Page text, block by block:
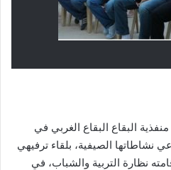
البقاع البقاع الغربي في
نشاطاتها الصيفية، بلقاء ترفيهي
نظارة التربية والشباب، في